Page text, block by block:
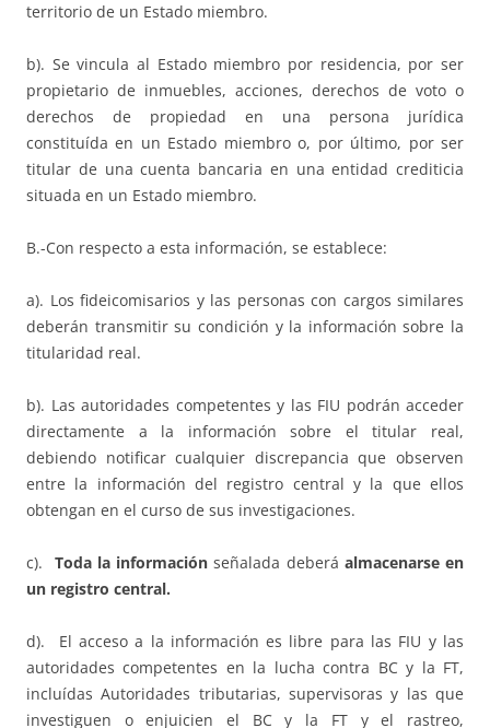
territorio de un Estado miembro.
b). Se vincula al Estado miembro por residencia, por ser
propietario de inmuebles, acciones, derechos de voto o
derechos de propiedad en una persona jurídica
constituída en un Estado miembro o, por último, por ser
titular de una cuenta bancaria en una entidad crediticia
situada en un Estado miembro.
B.-Con respecto a esta información, se establece:
a). Los fideicomisarios y las personas con cargos similares
deberán transmitir su condición y la información sobre la
titularidad real.
b). Las autoridades competentes y las FIU podrán acceder
directamente a la información sobre el titular real,
debiendo notificar cualquier discrepancia que observen
entre la información del registro central y la que ellos
obtengan en el curso de sus investigaciones.
c). Toda la información señalada deberá almacenarse en
un registro central.
d). El acceso a la información es libre para las FIU y las
autoridades competentes en la lucha contra BC y la FT,
incluídas Autoridades tributarias, supervisoras y las que
investiguen o enjuicien el BC y la FT y el rastreo,